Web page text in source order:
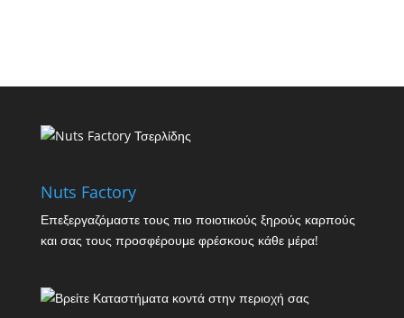
Nuts Factory
Επεξεργαζόμαστε τους πιο ποιοτικούς ξηρούς καρπούς
και σας τους προσφέρουμε φρέσκους κάθε μέρα!